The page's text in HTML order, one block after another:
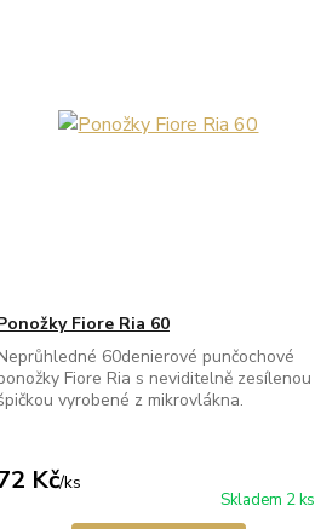
Fiore Ria 60
60denierové punčochové
Fiore Ria s neviditelně zesílenou
vyrobené z mikrovlákna.
Kč/ks
Skladem 2 ks